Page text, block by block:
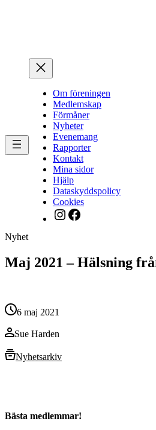
Om föreningen
Medlemskap
Förmåner
Nyheter
Evenemang
Rapporter
Kontakt
Mina sidor
Hjälp
Dataskyddspolicy
Cookies
Instagram
Facebook
Nyhet
Maj 2021 – Hälsning
6 maj 2021
Sue Harden
Nyhetsarkiv
Bästa medlemmar!